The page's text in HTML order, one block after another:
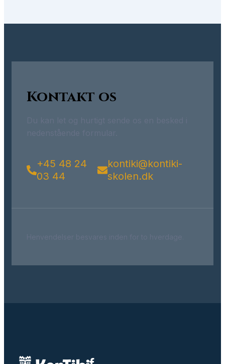
Kontakt os
+45 48 24
03 44
kontiki@kontiki-
skolen.dk